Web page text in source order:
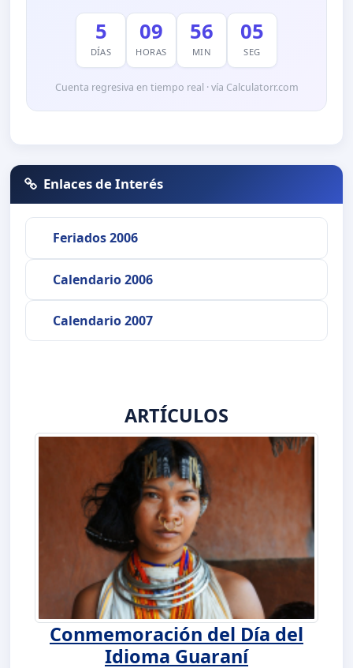
5
DÍAS
09
HORAS
56
MIN
05
SEG
Cuenta regresiva en tiempo real · vía Calculatorr.com
Enlaces de Interés
Feriados 2006
Calendario 2006
Calendario 2007
ARTÍCULOS
Conmemoración del Día del
Idioma Guaraní